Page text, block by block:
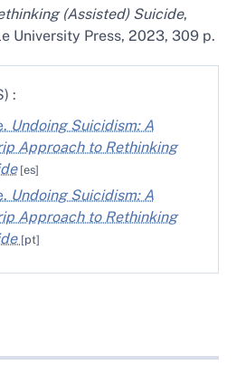
(Assisted) Suicide,
University Press, 2023, 309 p.
:
Undoing Suicidism: A
Approach to Rethinking
Undoing Suicidism: A
Approach to Rethinking